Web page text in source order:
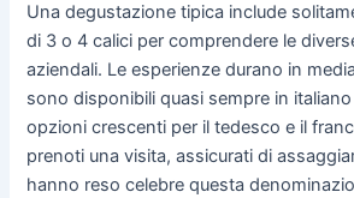
Una degustazione tipica include
di 3 o 4 calici per comprendere le
aziendali. Le esperienze durano in
sono disponibili quasi sempre in
opzioni crescenti per il tedesco e il
prenoti una visita, assicurati di
hanno reso celebre questa